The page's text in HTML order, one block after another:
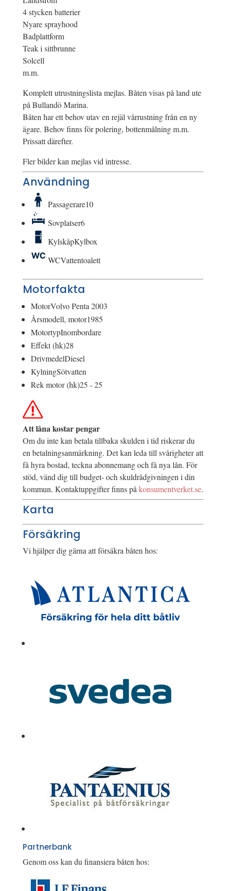
4 stycken batterier
Nyare sprayhood
Badplattform
Teak i sittbrunne
Solcell
m.m.
Komplett utrustningslista mejlas. Båten visas på land ute
på Bullandö Marina.
Båten har ett behov utav en rejäl vårrustning från en ny
ägare. Behov finns för polering, bottenmålning m.m.
Prissatt därefter.
Fler bilder kan mejlas vid intresse.
Användning
Passagerare10
Sovplatser6
KylskåpKylbox
WCVattentoalett
Motorfakta
MotorVolvo Penta 2003
Årsmodell, motor1985
MotortypInombordare
Effekt (hk)28
DrivmedelDiesel
KylningSötvatten
Rek motor (hk)25 - 25
Att låna kostar pengar
Om du inte kan betala tillbaka skulden i tid riskerar du
en betalningsanmärkning. Det kan leda till svårigheter att
få hyra bostad, teckna abonnemang och få nya lån. För
stöd, vänd dig till budget- och skuldrådgivningen i din
kommun. Kontaktuppgifter finns på konsumentverket.se.
Karta
Försäkring
Vi hjälper dig gärna att försäkra båten hos:
Partnerbank
Genom oss kan du finansiera båten hos: